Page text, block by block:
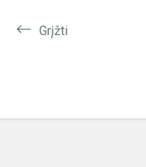
Grįžti